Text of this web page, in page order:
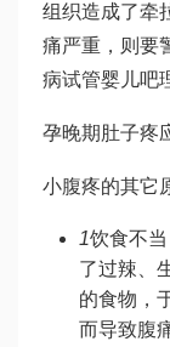
组织造成了牵
痛严重，则要
病试管婴儿吧
孕晚期肚子疼
小腹疼的其它
1饮食不
了过辣、
的食物，
而导致腹